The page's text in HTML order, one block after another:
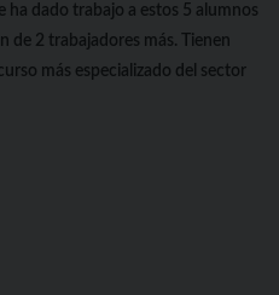
ha dado trabajo a estos 5 alumnos
de 2 trabajadores más. Tienen
más especializado del sector